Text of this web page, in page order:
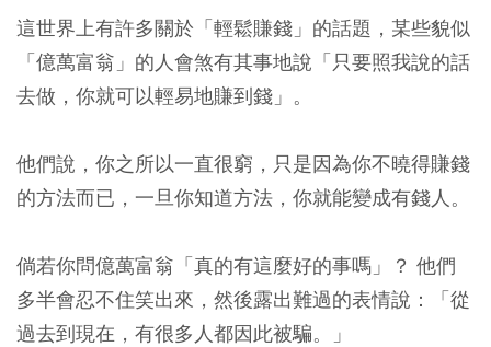
這世界上有許多關於「輕鬆賺錢」的話題，某些貌似
「億萬富翁」的人會煞有其事地說「只要照我說的話
去做，你就可以輕易地賺到錢」。
他們說，你之所以一直很窮，只是因為你不曉得賺錢
的方法而已，一旦你知道方法，你就能變成有錢人。
倘若你問億萬富翁「真的有這麼好的事嗎」？ 他們
多半會忍不住笑出來，然後露出難過的表情說：「從
過去到現在，有很多人都因此被騙。」